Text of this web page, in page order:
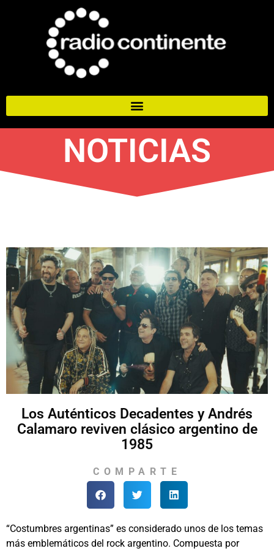
NOTICIAS
Los Auténticos Decadentes y Andrés
Calamaro reviven clásico argentino de
1985
COMPARTE
“Costumbres argentinas” es considerado unos de los temas
más emblemáticos del rock argentino. Compuesta por